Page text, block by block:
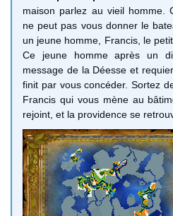
maison parlez au vieil homme.
ne peut pas vous donner le
un jeune homme, Francis, le
Ce jeune homme après un
message de la Déesse et
finit par vous concéder. Sortez
Francis qui vous mène au
rejoint, et la providence se